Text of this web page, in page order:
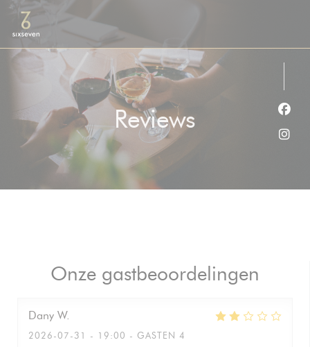
Cookies beheer paneel
Reviews
Onze gastbeoordelingen
Dany W
2026-07-31
- 19:00 - GASTEN 4